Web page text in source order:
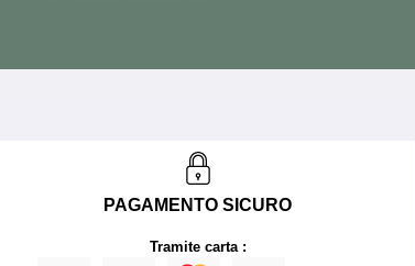
PAGAMENTO SICURO
Tramite carta :